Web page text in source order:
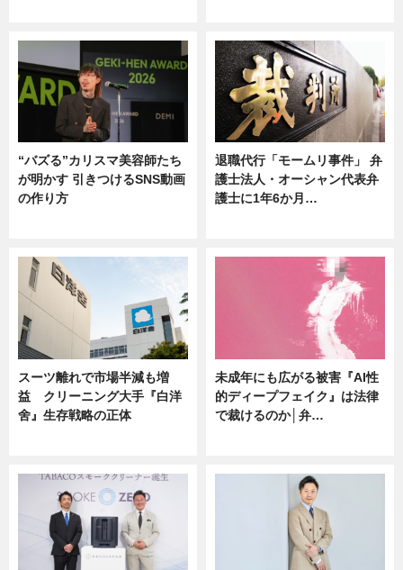
“バズる”カリスマ美容師たち
が明かす 引きつけるSNS動画
の作り方
退職代行「モームリ事件」 弁
護士法人・オーシャン代表弁
護士に1年6か月…
スーツ離れで市場半減も増
益 クリーニング大手『白洋
舍』生存戦略の正体
未成年にも広がる被害『AI性
的ディープフェイク』は法律
で裁けるのか│弁…